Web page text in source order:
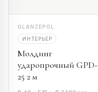
GLANZEPOL
ИНТЕРЬЕР
Молдинг
ударопрочный GPD-
25 2 м